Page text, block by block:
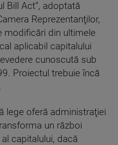
Bill Act”, adoptată
Reprezentanţilor,
modificări din ultimele
aplicabil capitalului
cunoscută sub
Proiectul trebuie încă
lege oferă administraţiei
un război
capitalului, dacă